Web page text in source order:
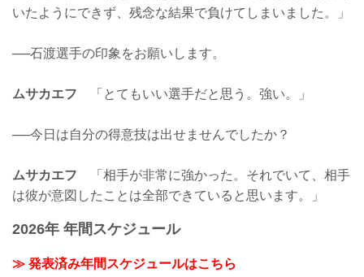
いたようにできず、残念な結果で負けてしまいました。」
──石渡選手の印象をお願いします。
ムサカエフ 「とてもいい選手だと思う。強い。」
──今日は自分の得意技は出せませんでしたか？
ムサカエフ 「相手が非常に強かった。それでいて、相手
は彼が意図したことは全部できていると思います。」
2026年 年間スケジュール
≫ 発表済み年間スケジュールはこちら